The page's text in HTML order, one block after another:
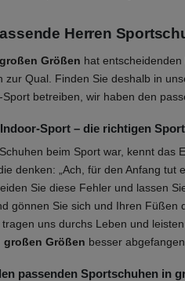
Herren
Größen hat
zur Qual. Finden Sie deshalb in
betreiben, wir haben den
Sport – die richtigen
beim Sport war, kennt
denken: „Ach, für den Anfang
Sie diese Fehler und lassen
gönnen Sie sich und Ihren Füßen
uns durchs Leben und
Größen besser
passenden Sportschuhen in